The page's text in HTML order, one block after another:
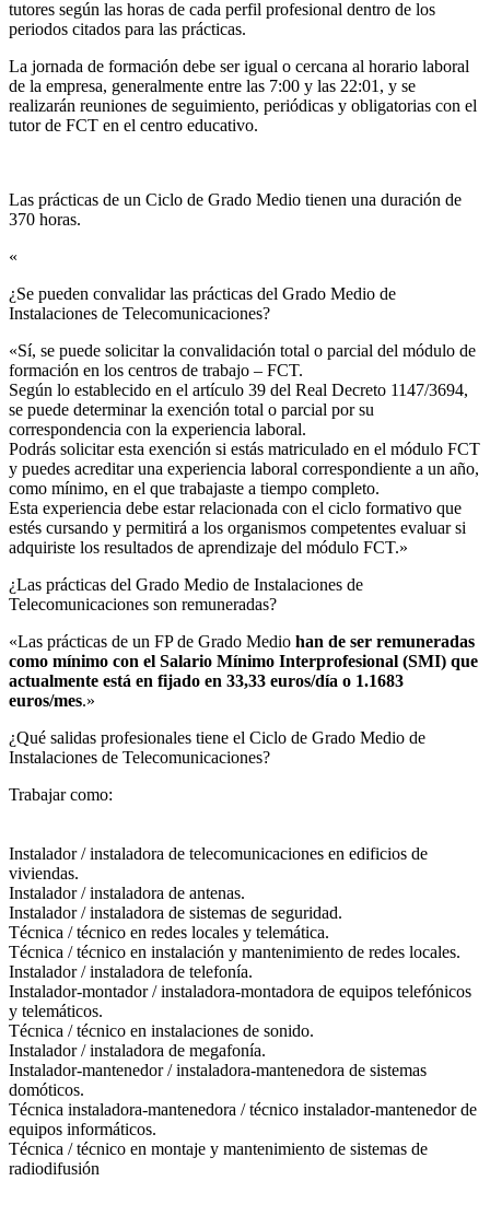
tutores según las horas de cada perfil profesional dentro de los
periodos citados para las prácticas.
La jornada de formación debe ser igual o cercana al horario laboral
de la empresa, generalmente entre las 7:00 y las 22:01, y se
realizarán reuniones de seguimiento, periódicas y obligatorias con el
tutor de FCT en el centro educativo.
Las prácticas de un Ciclo de Grado Medio tienen una duración de
370 horas.
«
¿Se pueden convalidar las prácticas del Grado Medio de
Instalaciones de Telecomunicaciones?​
«Sí, se puede solicitar la convalidación total o parcial del módulo de
formación en los centros de trabajo – FCT.
Según lo establecido en el artículo 39 del Real Decreto 1147/3694,
se puede determinar la exención total o parcial por su
correspondencia con la experiencia laboral.
Podrás solicitar esta exención si estás matriculado en el módulo FCT
y puedes acreditar una experiencia laboral correspondiente a un año,
como mínimo, en el que trabajaste a tiempo completo.
Esta experiencia debe estar relacionada con el ciclo formativo que
estés cursando y permitirá a los organismos competentes evaluar si
adquiriste los resultados de aprendizaje del módulo FCT.»
¿Las prácticas del Grado Medio de Instalaciones de
Telecomunicaciones son remuneradas?​
«Las prácticas de un FP de Grado Medio han de ser remuneradas
como mínimo con el Salario Mínimo Interprofesional (SMI) que
actualmente está en fijado en 33,33 euros/día o 1.1683
euros/mes.»
¿Qué salidas profesionales tiene el Ciclo de Grado Medio de
Instalaciones de Telecomunicaciones?​
Trabajar como:
Instalador / instaladora de telecomunicaciones en edificios de
viviendas.
Instalador / instaladora de antenas.
Instalador / instaladora de sistemas de seguridad.
Técnica / técnico en redes locales y telemática.
Técnica / técnico en instalación y mantenimiento de redes locales.
Instalador / instaladora de telefonía.
Instalador-montador / instaladora-montadora de equipos telefónicos
y telemáticos.
Técnica / técnico en instalaciones de sonido.
Instalador / instaladora de megafonía.
Instalador-mantenedor / instaladora-mantenedora de sistemas
domóticos.
Técnica instaladora-mantenedora / técnico instalador-mantenedor de
equipos informáticos.
Técnica / técnico en montaje y mantenimiento de sistemas de
radiodifusión